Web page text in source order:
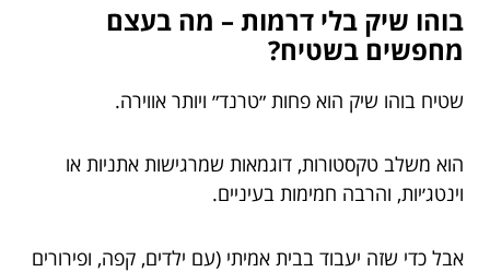
בוהו שיק בלי דרמות – מה בעצם
מחפשים בשטיח?
שטיח בוהו שיק הוא פחות ״טרנד״ ויותר אווירה.
הוא משלב טקסטורות, דוגמאות שמרגישות אתניות או
וינטג׳יות, והרבה חמימות בעיניים.
אבל כדי שזה יעבוד בבית אמיתי (עם ילדים, קפה, ופירורים